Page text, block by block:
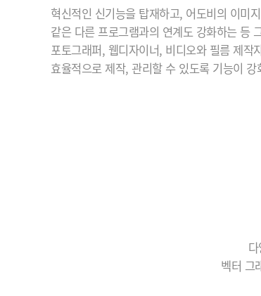
혁신적인 신기능을 탑재하고, 어도비의 이미
같은 다른 프로그램과의 연계도 강화하는 등
포토그래퍼, 웹디자이너, 비디오와 필름 제작
효율적으로 제작, 관리할 수 있도록 기능이
벡터 그